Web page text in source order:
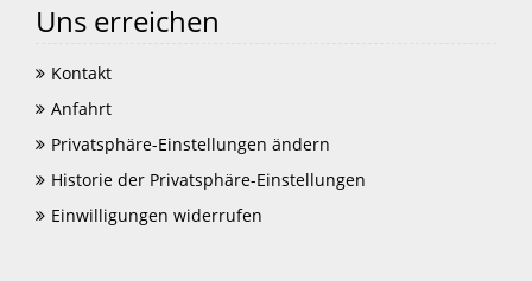
Uns erreichen
Kontakt
Anfahrt
Privatsphäre-Einstellungen ändern
Historie der Privatsphäre-Einstellungen
Einwilligungen widerrufen